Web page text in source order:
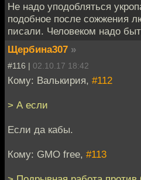
Не надо уподобляться
подобное после сожжения
писали. Человеком надо
Щербина307 »
#116 | 02.10.17 18:42
Кому: Валькирия, #112
> А если
Если да кабы.
Кому: GMO free, #113